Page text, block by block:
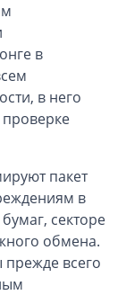
в
в него
пакет
в
секторе
обмена.
всего